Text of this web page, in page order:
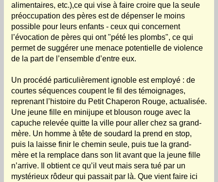
alimentaires, etc.),ce qui vise à faire croire que la seule
préoccupation des pères est de dépenser le moins
possible pour leurs enfants - ceux qui concernent
l’évocation de pères qui ont "pété les plombs", ce qui
permet de suggérer une menace potentielle de violence
de la part de l’ensemble d’entre eux.
Un procédé particulièrement ignoble est employé : de
courtes séquences coupent le fil des témoignages,
reprenant l’histoire du Petit Chaperon Rouge, actualisée.
Une jeune fille en minijupe et blouson rouge avec la
capuche relevée quitte la ville pour aller chez sa grand-
mère. Un homme à tête de soudard la prend en stop,
puis la laisse finir le chemin seule, puis tue la grand-
mère et la remplace dans son lit avant que la jeune fille
n’arrive. Il obtient ce qu’il veut mais sera tué par un
mystérieux rôdeur qui passait par là. Que vient faire ici